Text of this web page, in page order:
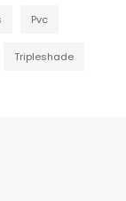
Pvc
Tripleshade